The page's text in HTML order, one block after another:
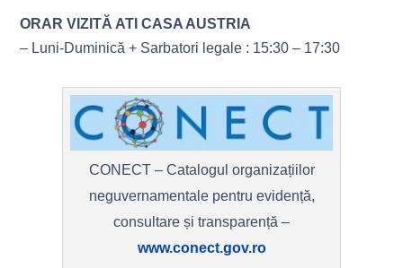
ORAR VIZITĂ ATI CASA AUSTRIA
– Luni-Duminică + Sarbatori legale : 15:30 – 17:30
CONECT – Catalogul organizațiilor
neguvernamentale pentru evidență,
consultare și transparență –
www.conect.gov.ro